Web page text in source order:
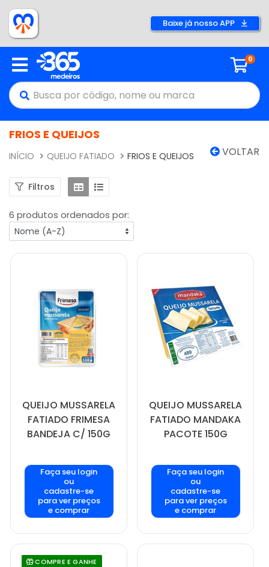
Baixe já nosso APP
0
FRIOS E QUEIJOS
VOLTAR
INÍCIO QUEIJO FATIADO FRIOS E QUEIJOS
Filtros
6 produtos ordenados por:
QUEIJO MUSSARELA
FATIADO FRIMESA
BANDEJA C/ 150G
Faça seu login
ou
cadastre-se
para ver preços
e comprar
QUEIJO MUSSARELA
FATIADO MANDAKA
PACOTE 150G
Faça seu login
ou
cadastre-se
para ver preços
e comprar
COMPRE E GANHE